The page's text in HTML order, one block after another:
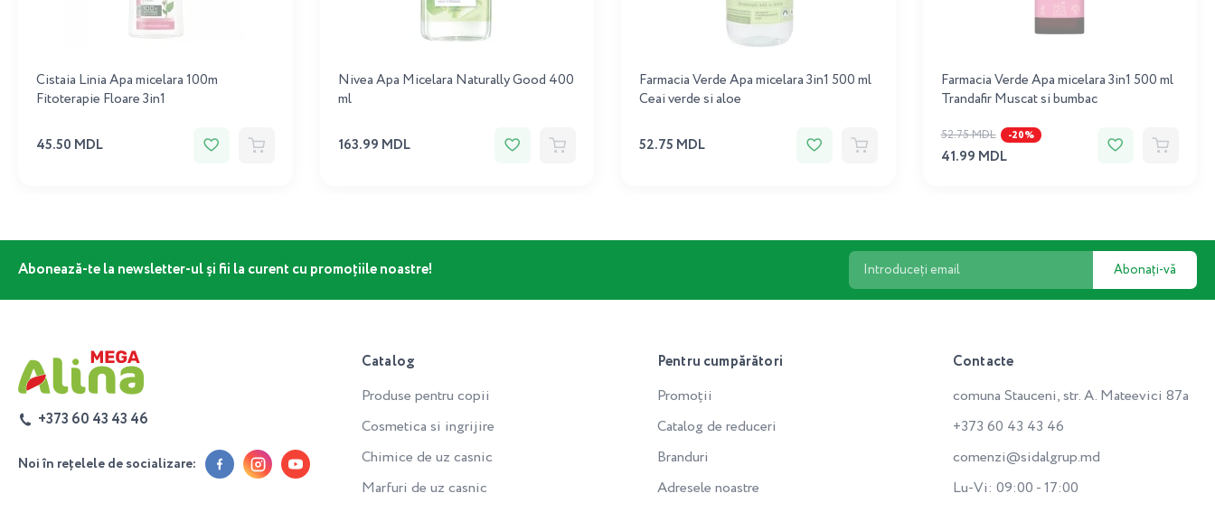
Cistaia Linia Apa micelara 100m
Fitoterapie Floare 3in1
45.50 MDL
Nivea Apa Micelara Naturally Good 400
ml
163.99 MDL
Farmacia Verde Apa micelara 3in1 500 ml
Ceai verde si aloe
52.75 MDL
Farmacia Verde Apa micelara 3in1 500 ml
Trandafir Muscat si bumbac
52.75 MDL -20%
41.99 MDL
Abonează-te la newsletter-ul și fii la curent cu promoțiile noastre! Abonați-vă
+373 60 43 43 46
Noi în rețelele de socializare:
Catalog
Produse pentru copii
Cosmetica si ingrijire
Chimice de uz casnic
Marfuri de uz casnic
Pentru cumpărători
Promoții
Catalog de reduceri
Branduri
Adresele noastre
Contacte
comuna Stauceni, str. A. Mateevici 87a
+373 60 43 43 46
comenzi@sidalgrup.md
Lu-Vi: 09:00 - 17:00